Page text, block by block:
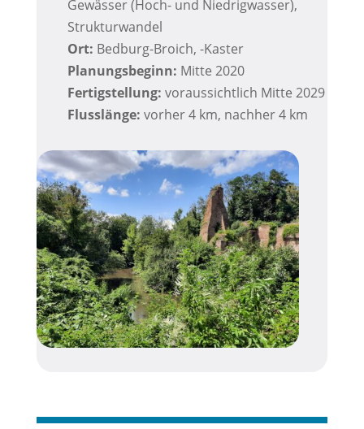
Gewässer (Hoch- und Niedrigwasser),
Strukturwandel
Ort: Bedburg-Broich, -Kaster
Planungsbeginn: Mitte 2020
Fertigstellung: voraussichtlich Mitte 2029
Flusslänge: vorher 4 km, nachher 4 km